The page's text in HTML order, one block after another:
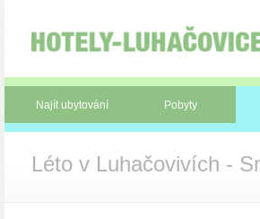
Najít ubytování Pobyty
Léto v Luhačovivích -